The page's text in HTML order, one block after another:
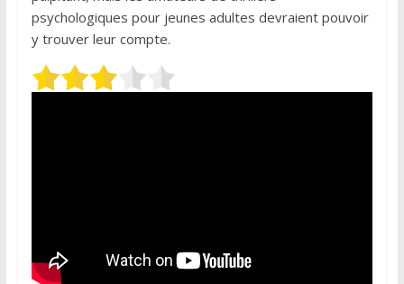
psychologiques pour jeunes adultes devraient pouvoir
y trouver leur compte.